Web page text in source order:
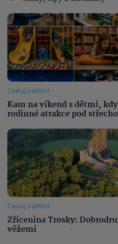
Cestuj s dětmi
Kam na víkend s dětmi,
rodinné atrakce pod
Cestuj s dětmi
Zřícenina Trosky:
věžemi